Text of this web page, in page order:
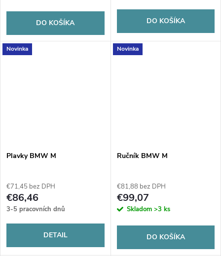
DO KOŠÍKA DO KOŠÍKA
Novinka
Plavky BMW M
€71,45 bez DPH
€86,46
3-5 pracovních dnů
DETAIL
Novinka
Ručník BMW M
€81,88 bez DPH
€99,07
Skladom >3 ks
DO KOŠÍKA